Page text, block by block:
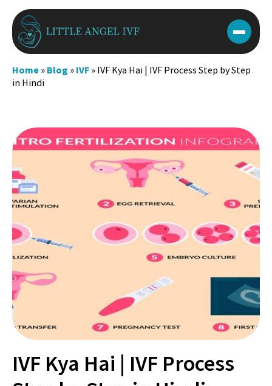
Skip
content
Home » Blog » IVF » IVF Kya Hai | IVF Process Step by Step
in Hindi
IVF Kya Hai | IVF Process